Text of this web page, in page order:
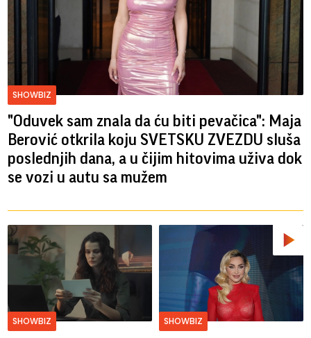
SHOWBIZ
"Oduvek sam znala da ću biti pevačica": Maja
Berović otkrila koju SVETSKU ZVEZDU sluša
poslednjih dana, a u čijim hitovima uživa dok
se vozi u autu sa mužem
SHOWBIZ SHOWBIZ